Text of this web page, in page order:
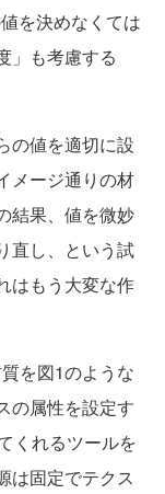
を決めなくては
」も考慮する
の値を適切に設
メージ通りの材
結果、値を微妙
直し、という試
はもう大変な作
を図1のような
の属性を設定す
くれるツールを
は固定でテクス